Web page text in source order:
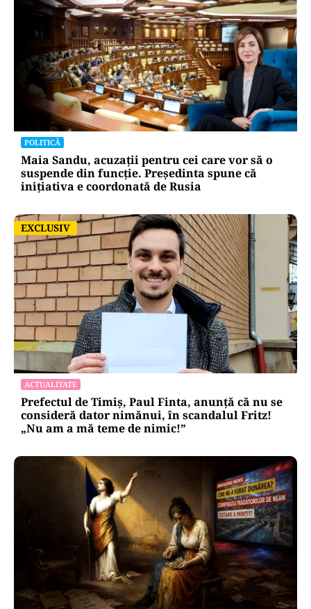
POLITICĂ
Maia Sandu, acuzații pentru cei care vor să o
suspende din funcție. Președinta spune că
inițiativa e coordonată de Rusia
EXCLUSIV
EXCLUSIV
ACTUALITATE
Prefectul de Timiș, Paul Finta, anunță că nu se
consideră dator nimănui, în scandalul Fritz!
„Nu am a mă teme de nimic!”